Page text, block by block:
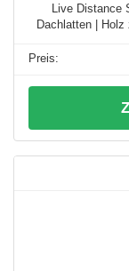
Live
Dachlatten | Holz